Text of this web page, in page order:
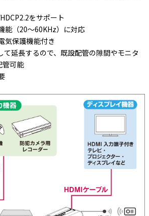
をサポート
能（20～60KHz）に対応
気保護機能付き
延長するので、既設配管の隙間やモニタ
管可能